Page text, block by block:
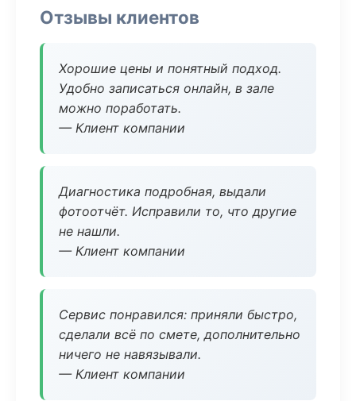
Отзывы клиентов
Хорошие цены и понятный подход.
Удобно записаться онлайн, в зале
можно поработать.
— Клиент компании
Диагностика подробная, выдали
фотоотчёт. Исправили то, что другие
не нашли.
— Клиент компании
Сервис понравился: приняли быстро,
сделали всё по смете, дополнительно
ничего не навязывали.
— Клиент компании